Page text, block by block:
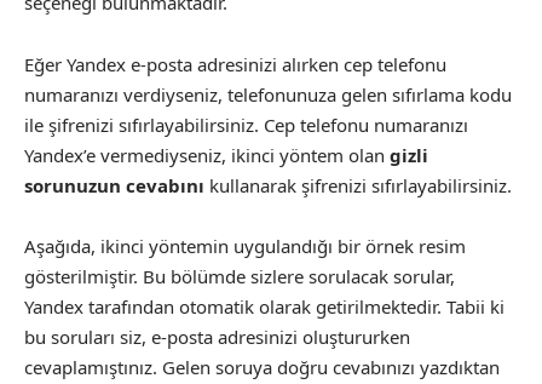
Eğer Yandex e-posta adresinizi alırken cep telefonu
numaranızı verdiyseniz, telefonunuza gelen sıfırlama kodu
ile şifrenizi sıfırlayabilirsiniz. Cep telefonu numaranızı
Yandex’e vermediyseniz, ikinci yöntem olan gizli
sorunuzun cevabını kullanarak şifrenizi sıfırlayabilirsiniz.
Aşağıda, ikinci yöntemin uygulandığı bir örnek resim
gösterilmiştir. Bu bölümde sizlere sorulacak sorular,
Yandex tarafından otomatik olarak getirilmektedir. Tabii ki
bu soruları siz, e-posta adresinizi oluştururken
cevaplamıştınız. Gelen soruya doğru cevabınızı yazdıktan